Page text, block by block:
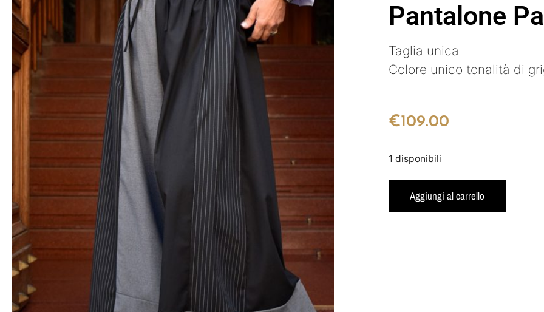
Pantalone
Taglia unica
Colore unico tonalità di
€109.00
1 disponibili
Aggiungi al carrello